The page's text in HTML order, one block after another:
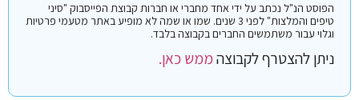
הפוסט הנ"ל נכתב על ידי אחד מחברי או חברות קבוצת הפייסבוק "סיני
טיפים והמלצות" לפני 3 שנים. שמו או שמה לא מופיע באתר מטעמי פרטיות
וגלוי עבור משתמשים החברים בקבוצה בלבד.
ניתן להצטרף לקבוצהממש כאן.